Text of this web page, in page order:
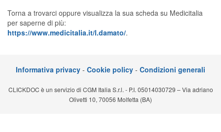
Prenotazioni online
Planner e rubrica in cloud
Teleconsulto
Torna a trovarci oppure visualizza la sua scheda su Medicitalia
per saperne di più:
https://www.medicitalia.it/l.damato/.
Informativa privacy - Cookie policy - Condizioni generali
CLICKDOC è un servizio di CGM Italia S.r.l. - P.I. 05014030729 – Via adriano
Olivetti 10, 70056 Molfetta (BA)